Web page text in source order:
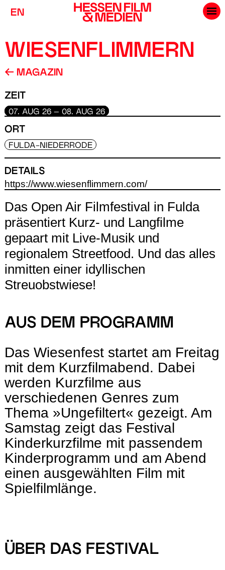
EN
WIESENFLIMMERN
MAGAZIN
ZEIT
07. AUG 26 – 08. AUG 26
ORT
FULDA-NIEDERRODE
DETAILS
https://www.wiesenflimmern.com/
Das Open Air Filmfestival in Fulda
präsentiert Kurz- und Langfilme
gepaart mit Live-Musik und
regionalem Streetfood. Und das alles
inmitten einer idyllischen
Streuobstwiese!
AUS DEM PROGRAMM
Das Wiesenfest startet am Freitag
mit dem Kurzfilmabend. Dabei
werden Kurzfilme aus
verschiedenen Genres zum
Thema »Ungefiltert« gezeigt. Am
Samstag zeigt das Festival
Kinderkurzfilme mit passendem
Kinderprogramm und am Abend
einen ausgewählten Film mit
Spielfilmlänge.
ÜBER DAS FESTIVAL